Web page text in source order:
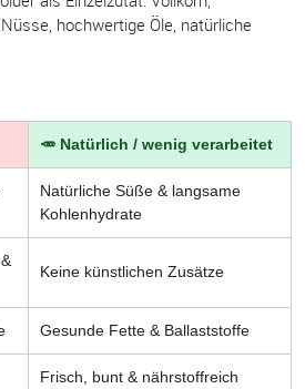
hochwertige Öle, natürliche
🥕 Natürlich / wenig verarbeitet
Natürliche Süße & langsame
Kohlenhydrate
Keine künstlichen Zusätze
Gesunde Fette & Ballaststoffe
Frisch, bunt & nährstoffreich